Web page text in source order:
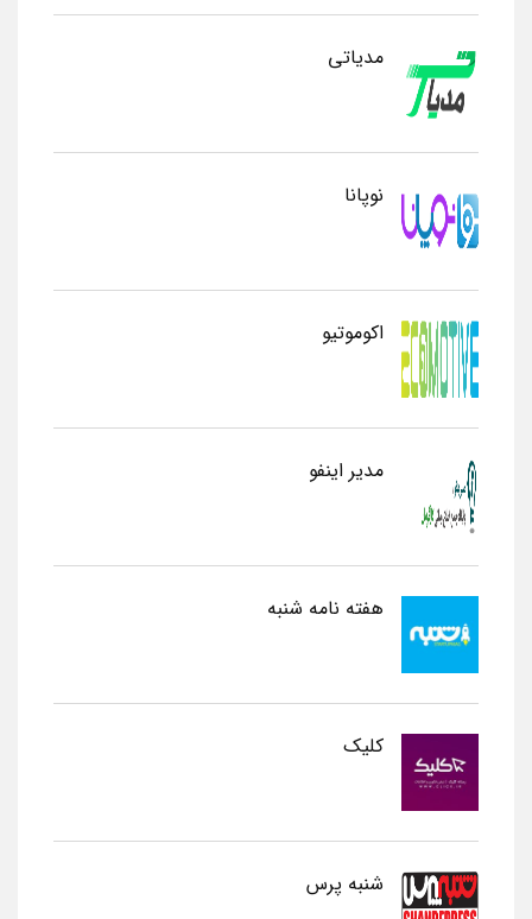
مدیاتی
نوپانا
اکوموتیو
مدیر اینفو
هفته نامه شنبه
کلیک
شنبه پرس